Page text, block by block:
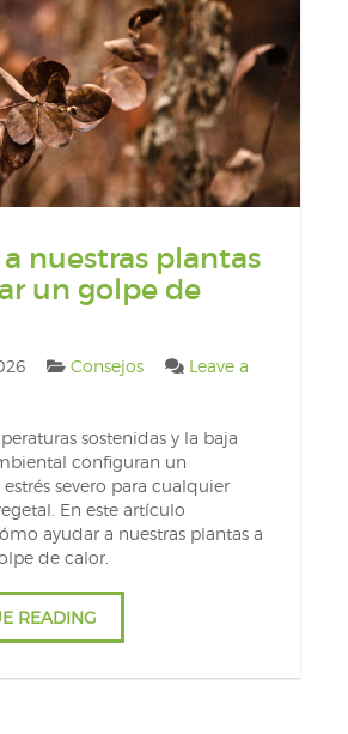
nuestras plantas
un golpe de
Consejos
Leave a
sostenidas y la baja
configuran un
severo para cualquier
En este artículo
ayudar a nuestras plantas a
de calor.
READING